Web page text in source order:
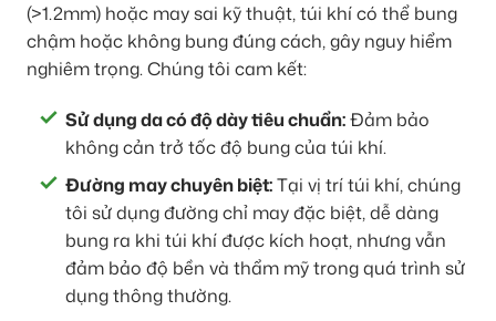
(>1.2mm) hoặc may sai kỹ thuật, túi khí có thể bung
chậm hoặc không bung đúng cách, gây nguy hiểm
nghiêm trọng. Chúng tôi cam kết:
Sử dụng da có độ dày tiêu chuẩn:Đảm bảo
không cản trở tốc độ bung của túi khí.
Đường may chuyên biệt:Tại vị trí túi khí, chúng
tôi sử dụng đường chỉ may đặc biệt, dễ dàng
bung ra khi túi khí được kích hoạt, nhưng vẫn
đảm bảo độ bền và thẩm mỹ trong quá trình sử
dụng thông thường.